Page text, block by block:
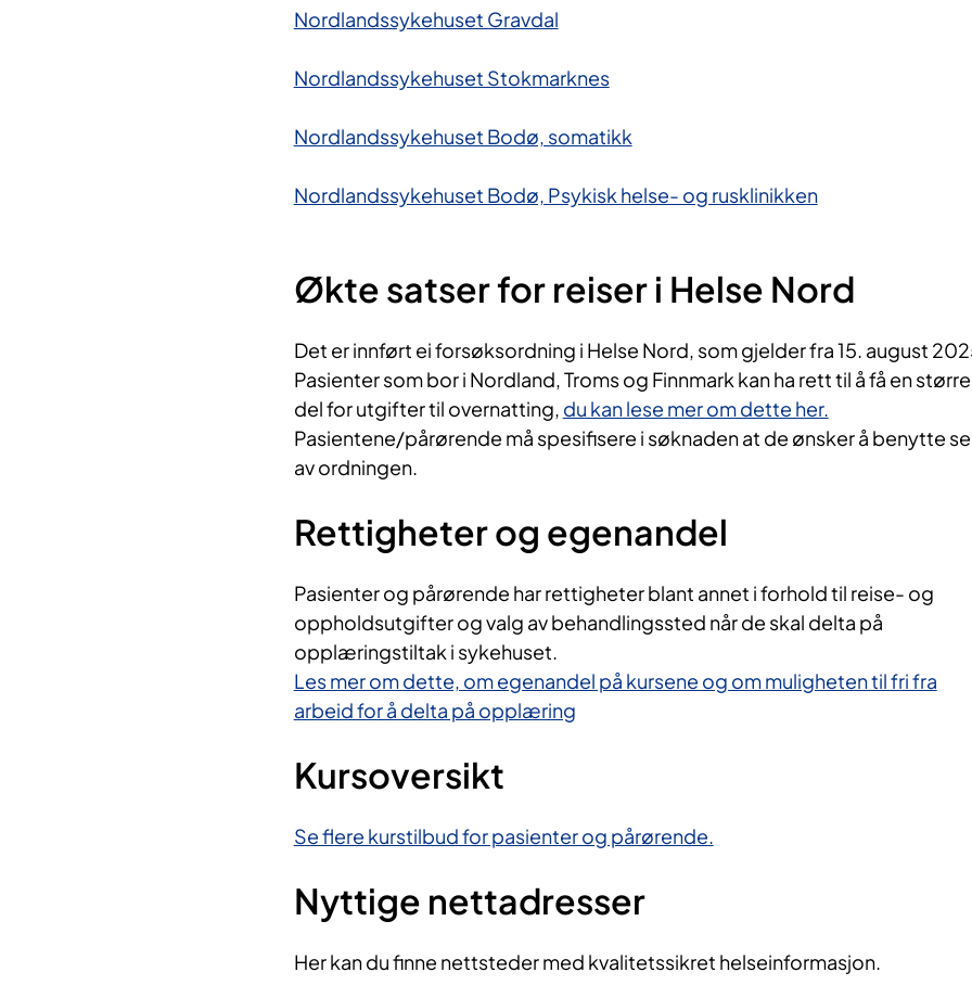
Nordlandssykehuset Gravdal
Nordlandssykehuset Stokmarknes
Nordlandssykehuset Bodø, somatikk
Nordlandssykehuset Bodø, Psykisk helse- og rus​klinikken
Økte satser for reiser i Helse Nord
Det er innført ei forsøksordning i Helse Nord, som gjelder fra 15. august
Pasienter som bor i Nordland, Troms og Finnmark kan ha rett til å få en større
del for utgifter til overnatting, du kan lese mer om dette her.
Pasientene/pårørende må spesifisere i søknaden at de ønsker å benytte
av ordningen.
Rettigheter og egenandel
Pasienter og pårørende har rettigheter blant annet i forhold til reise- og
oppholdsutgifter og valg av behandlingssted når de skal delta på
opplæringstiltak i sykehuset.
Les mer om dette, om egenandel på kursene og om muligheten til fri fra
arbeid for å delta på opplæring
Kursoversikt
Se flere kurstilbud for pasienter og pårørende.
Nyttige nettadresser
Her kan du finne nettsteder med kvalitetssikret helseinformasjon.